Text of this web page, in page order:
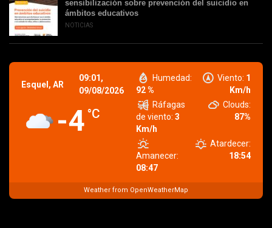
sensibilización sobre prevención del suicidio en
ámbitos educativos
NOTICIAS
Esquel, AR
09:01,
09/08/2026
-4 °C
Humedad:
92 %
Viento: 1
Km/h
Ráfagas
de viento: 3
Km/h
Clouds:
87%
Amanecer:
08:47
Atardecer:
18:54
Weather from OpenWeatherMap